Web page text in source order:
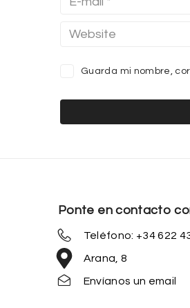
Guarda mi nombre,
Ponte en contacto
Teléfono: +34 622
Arana, 8
Envíanos un email